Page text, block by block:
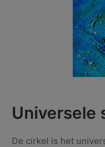
Universele
De cirkel is het